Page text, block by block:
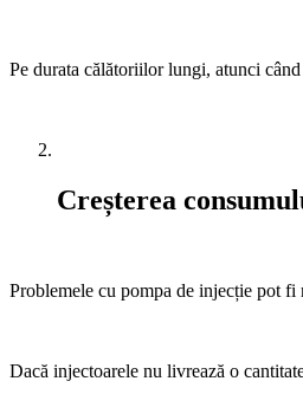
Pe durata călătoriilor lungi, atunci
Creșterea
Problemele cu pompa de injecție pot fi
Dacă injectoarele nu livrează o